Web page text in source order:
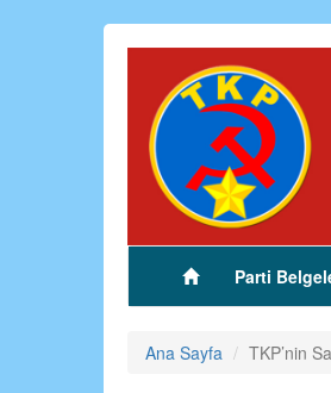
(current)
Parti
Ana Sayfa TKP’nin